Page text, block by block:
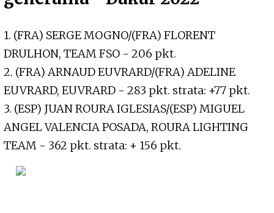
1. (FRA) SERGE MOGNO/(FRA) FLORENT
DRULHON, TEAM FSO - 206 pkt.
2. (FRA) ARNAUD EUVRARD/(FRA) ADELINE
EUVRARD, EUVRARD - 283 pkt. strata: +77 pkt.
3. (ESP) JUAN ROURA IGLESIAS/(ESP) MIGUEL
ANGEL VALENCIA POSADA, ROURA LIGHTING
TEAM - 362 pkt. strata: + 156 pkt.